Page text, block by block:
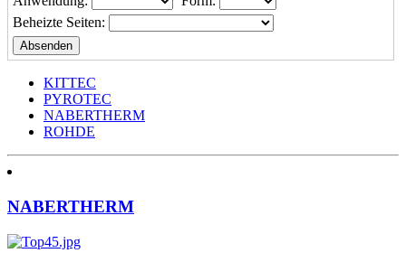
Beheizte Seiten:
KITTEC
PYROTEC
NABERTHERM
ROHDE
NABERTHERM